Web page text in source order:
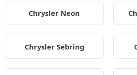
Chrysler Neon
Chrysler Sebring